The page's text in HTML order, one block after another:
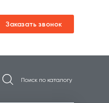
Заказать звонок